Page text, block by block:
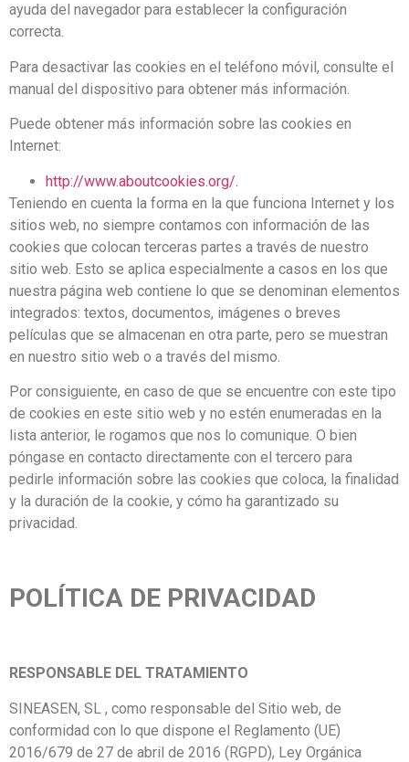
ayuda del navegador para establecer la configuración
correcta.
Para desactivar las cookies en el teléfono móvil, consulte el
manual del dispositivo para obtener más información.
Puede obtener más información sobre las cookies en
Internet:
http://www.aboutcookies.org/.
Teniendo en cuenta la forma en la que funciona Internet y los
sitios web, no siempre contamos con información de las
cookies que colocan terceras partes a través de nuestro
sitio web. Esto se aplica especialmente a casos en los que
nuestra página web contiene lo que se denominan elementos
integrados: textos, documentos, imágenes o breves
películas que se almacenan en otra parte, pero se muestran
en nuestro sitio web o a través del mismo.
Por consiguiente, en caso de que se encuentre con este tipo
de cookies en este sitio web y no estén enumeradas en la
lista anterior, le rogamos que nos lo comunique. O bien
póngase en contacto directamente con el tercero para
pedirle información sobre las cookies que coloca, la finalidad
y la duración de la cookie, y cómo ha garantizado su
privacidad.
POLÍTICA DE PRIVACIDAD
RESPONSABLE DEL TRATAMIENTO
SINEASEN, SL , como responsable del Sitio web, de
conformidad con lo que dispone el Reglamento (UE)
2016/679 de 27 de abril de 2016 (RGPD), Ley Orgánica